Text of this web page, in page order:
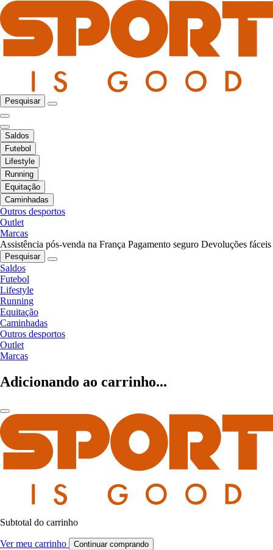
Pesquisar
Saldos
Futebol
Lifestyle
Running
Equitação
Caminhadas
Outros desportos
Outlet
Marcas
Assistência pós-venda na França Pagamento seguro Devoluções fáceis
Pesquisar
Saldos
Futebol
Lifestyle
Running
Equitação
Caminhadas
Outros desportos
Outlet
Marcas
Adicionando ao carrinho...
Subtotal do carrinho
Ver meu carrinho Continuar comprando